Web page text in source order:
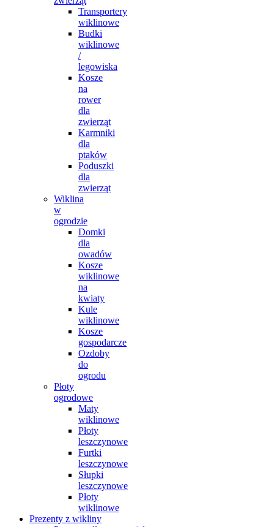
Transportery
wiklinowe
Budki
wiklinowe
/
legowiska
Kosze
na
rower
dla
zwierząt
Karmniki
dla
ptaków
Poduszki
dla
zwierząt
Wiklina
w
ogrodzie
Domki
dla
owadów
Kosze
wiklinowe
na
kwiaty
Kule
wiklinowe
Kosze
gospodarcze
Ozdoby
do
ogrodu
Płoty
ogrodowe
Maty
wiklinowe
Płoty
leszczynowe
Furtki
leszczynowe
Słupki
leszczynowe
Płoty
wiklinowe
Prezenty z wikliny